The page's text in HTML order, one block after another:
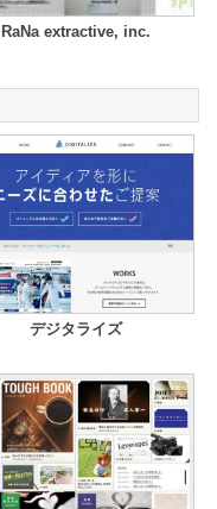
RaNa extractive, inc.
デジタライズ